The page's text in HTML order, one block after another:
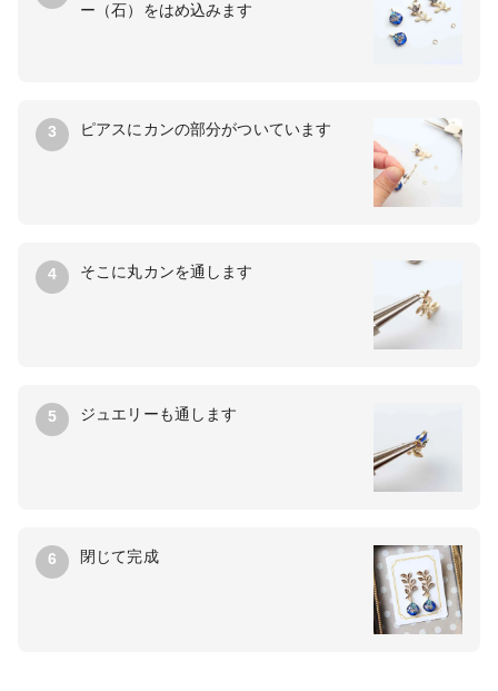
ー（石）をはめ込みます
3 ピアスにカンの部分がついています
4 そこに丸カンを通します
5 ジュエリーも通します
6 閉じて完成